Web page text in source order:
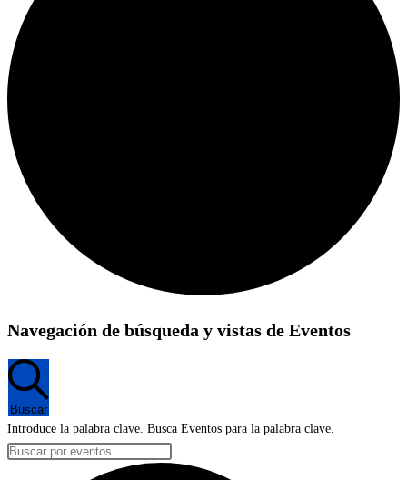
Eventos
en
18
enero,
2024
Navegación de búsqueda y vistas de Eventos
Buscar
Introduce la palabra clave. Busca Eventos para la palabra clave.